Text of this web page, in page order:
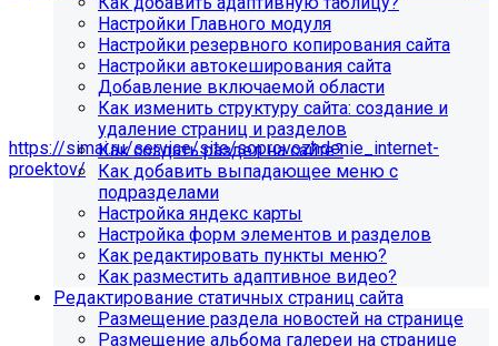
Рекомендуем придерживаться регламента выполнения
этих работ — это помогает поддерживать сайт в
стабильном и безопасном состоянии.
Если у вас нет технических специалистов, вы можете
передать сайт на техническую поддержку нам:
https://simai.ru/service/site/soprovozhdenie_internet-
proektov/
Это выгодно, потому что вы получаете команду
экспертов вместо одного сотрудника: мы берём на себя
регулярные обновления и контроль работоспособности,
быстрее реагируем на сбои, снижаем риски простоев и
уязвимостей, а вам не нужно тратить время и бюджет на
поиск, обучение и удержание специалистов.
Настройки Главного модуля
Настройки резервного копирования сайта
Настройки автокеширования сайта
Добавление включаемой области
Как изменить структуру сайта: создание и
удаление страниц и разделов
Как создать раздел на сайте?
Как добавить выпадающее меню с
подразделами
Настройка яндекс карты
Настройка форм элементов и разделов
Как редактировать пункты меню?
Как разместить адаптивное видео?
Редактирование статичных страниц сайта
Размещение раздела новостей на странице
Размещение альбома галереи на странице